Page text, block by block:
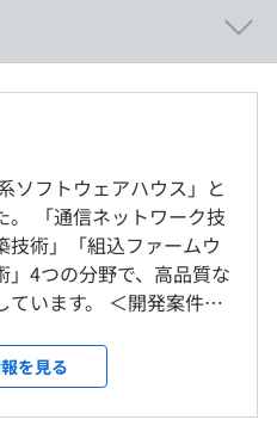
ー・IT基礎研修）
。個々の実力に合わせてじ
トのもとOJTを行うので、
ることができます。）
によるスキル向上
など）
項
）
職者数
0人
数1人
数0人
男女別人数
ソフトウェアハウス」と
。 「通信ネットワーク技
術」「組込ファームウ
」4つの分野で、高品質な
。 ＜開発案件
■WEB
TypeScript,
） 1.基幹業務アプリケ
を見る